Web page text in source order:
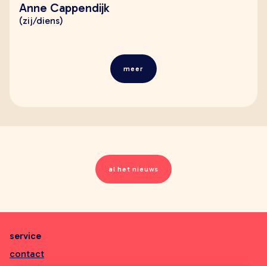
Anne Cappendijk
(zij/diens)
meer
al het nieuws
service
contact